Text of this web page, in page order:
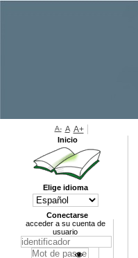
A- A A+
Inicio
Elige idioma
Conectarse
acceder a su cuenta de
usuario